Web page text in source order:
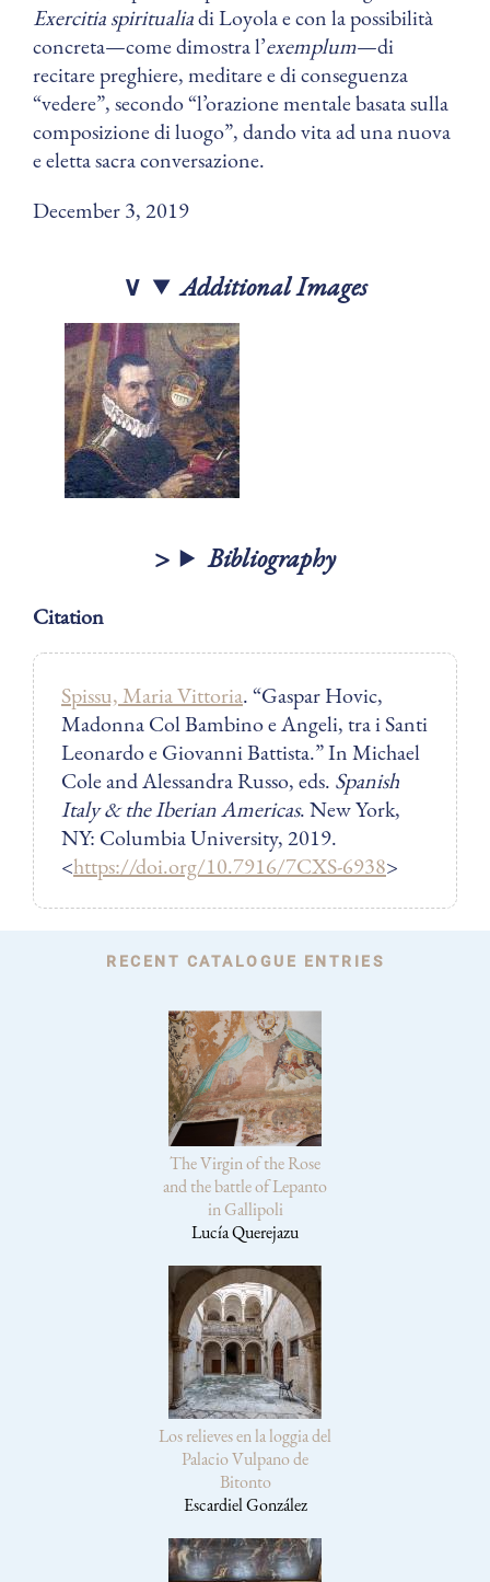
Exercitia spiritualiadi Loyola e con la possibilità
concreta—come dimostra l’exemplum—di
recitare preghiere, meditare e di conseguenza
“vedere”, secondo “l’orazione mentale basata sulla
composizione di luogo”, dando vita ad una nuova
e eletta sacra conversazione.
December 3, 2019
Additional Images
Bibliography
Citation
Spissu, Maria Vittoria. “Gaspar Hovic,
Madonna Col Bambino e Angeli, tra i Santi
Leonardo e Giovanni Battista.” In Michael
Cole and Alessandra Russo, eds. Spanish
Italy & the Iberian Americas. New York,
NY: Columbia University, 2019.
<https://doi.org/10.7916/7CXS-6938>
RECENT CATALOGUE ENTRIES
The Virgin of the Rose
and the battle of Lepanto
in Gallipoli
Lucía Querejazu
Los relieves en la loggia del
Palacio Vulpano de
Bitonto
Escardiel González